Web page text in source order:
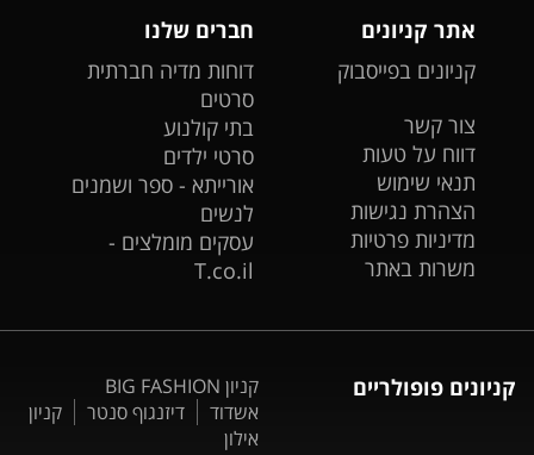
אתר קניונים
קניונים בפייסבוק
צור קשר
דווח על טעות
תנאי שימוש
הצהרת נגישות
מדיניות פרטיות
משרות באתר
חברים שלנו
דוחות מדיה חברתית
סרטים
בתי קולנוע
סרטי ילדים
אורייתא - ספר ושמנים
לנשים
עסקים מומלצים -
T.co.il
קניונים פופולריים
קניון BIG FASHION
אשדוד
דיזנגוף סנטר
קניון
אילון